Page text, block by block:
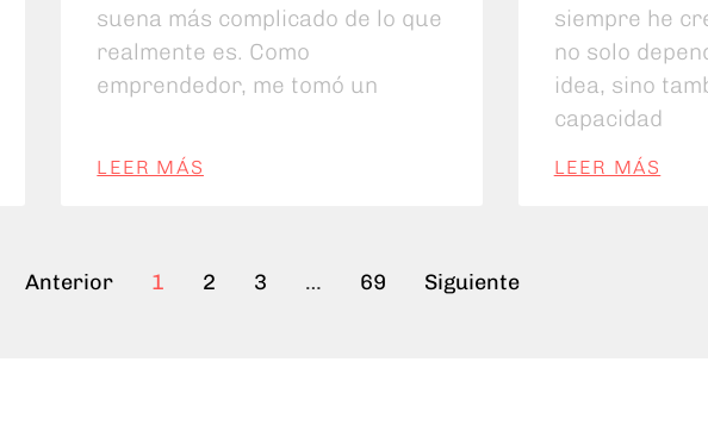
suena más complicado de lo que
realmente es. Como
emprendedor, me tomó un
LEER MÁS
siempre he
no solo
idea, sino
capacidad
LEER MÁS
Anterior 1 2 3 … 69 Siguiente